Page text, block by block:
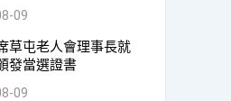
09
草屯老人會理事長就
當選證書
09